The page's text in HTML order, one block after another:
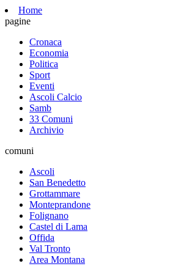
Home
pagine
Cronaca
Economia
Politica
Sport
Eventi
Ascoli Calcio
Samb
33 Comuni
Archivio
comuni
Ascoli
San Benedetto
Grottammare
Monteprandone
Folignano
Castel di Lama
Offida
Val Tronto
Area Montana